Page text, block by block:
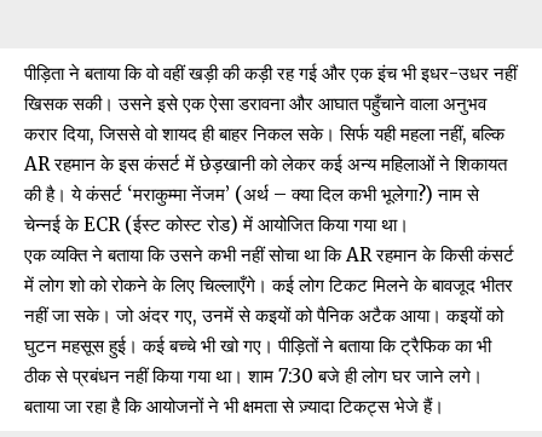
पीड़िता ने बताया कि वो वहीं खड़ी की कड़ी रह गई और एक इंच भी इधर-उधर नहीं
खिसक सकी। उसने इसे एक ऐसा डरावना और आघात पहुँचाने वाला अनुभव
करार दिया, जिससे वो शायद ही बाहर निकल सके। सिर्फ यही महला नहीं, बल्कि
AR रहमान के इस कंसर्ट में छेड़खानी को लेकर कई अन्य महिलाओं ने शिकायत
की है। ये कंसर्ट ‘मराकुम्मा नेंजम’ (अर्थ – क्या दिल कभी भूलेगा?) नाम से
चेन्नई के ECR (ईस्ट कोस्ट रोड) में आयोजित किया गया था।
एक व्यक्ति ने बताया कि उसने कभी नहीं सोचा था कि AR रहमान के किसी कंसर्ट
में लोग शो को रोकने के लिए चिल्लाएँगे। कई लोग टिकट मिलने के बावजूद भीतर
नहीं जा सके। जो अंदर गए, उनमें से कइयों को पैनिक अटैक आया। कइयों को
घुटन महसूस हुई। कई बच्चे भी खो गए। पीड़ितों ने बताया कि ट्रैफिक का भी
ठीक से प्रबंधन नहीं किया गया था। शाम 7:30 बजे ही लोग घर जाने लगे।
बताया जा रहा है कि आयोजनों ने भी क्षमता से ज़्यादा टिकट्स भेजे हैं।